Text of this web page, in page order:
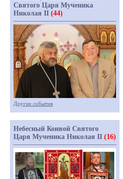
Святого Царя Мученика
Николая II (44)
Другие события
Небесный Конвой Святого
Царя Мученика Николая II (16)